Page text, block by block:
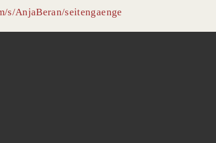
s/AnjaBeran/seitengaenge